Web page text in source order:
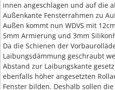
innen angeschlagen und auf die
Außenkante Fensterrahmen zu
Außen kommt nun WDVS mit
5mm Armierung und 3mm
Da die Schienen der
Laibungsdämmung geschraubt
Abstand zur Laibungskante
ebenfalls höher angesetzten
Fenster bilden. Deshalb sollen